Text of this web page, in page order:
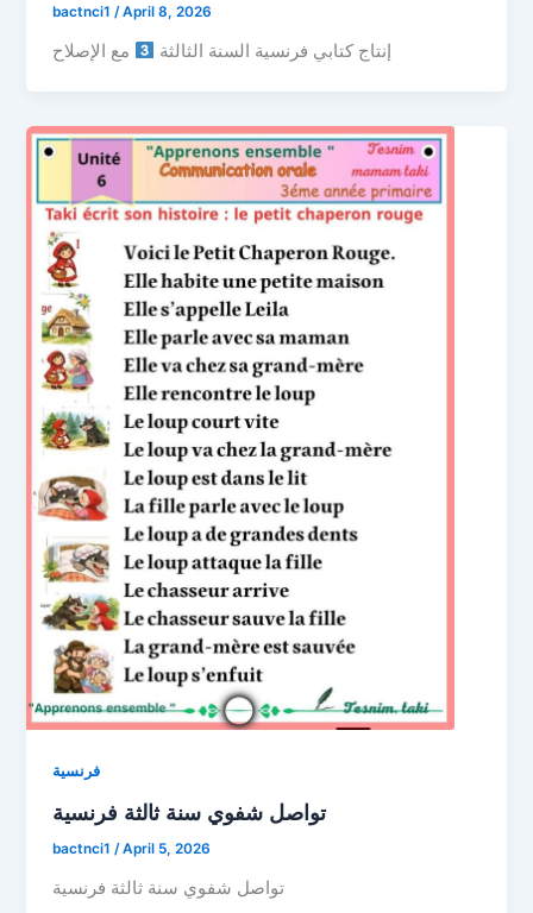
bactnci1/April 8, 2026
إنتاج كتابي فرنسية السنة الثالثة مع الإصلاح
فرنسية
تواصل شفوي سنة ثالثة فرنسية
bactnci1 /April 5, 2026
تواصل شفوي سنة ثالثة فرنسية